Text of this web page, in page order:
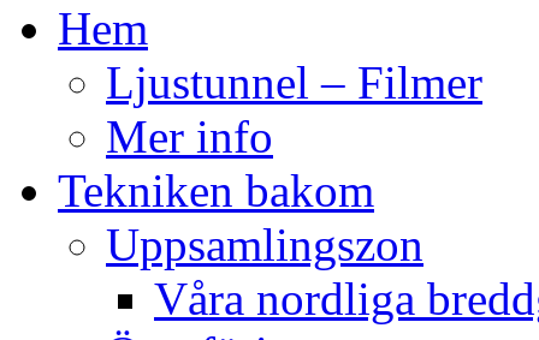
Hem
Ljustunnel – Filmer
Mer info
Tekniken bakom
Uppsamlingszon
Våra nordliga